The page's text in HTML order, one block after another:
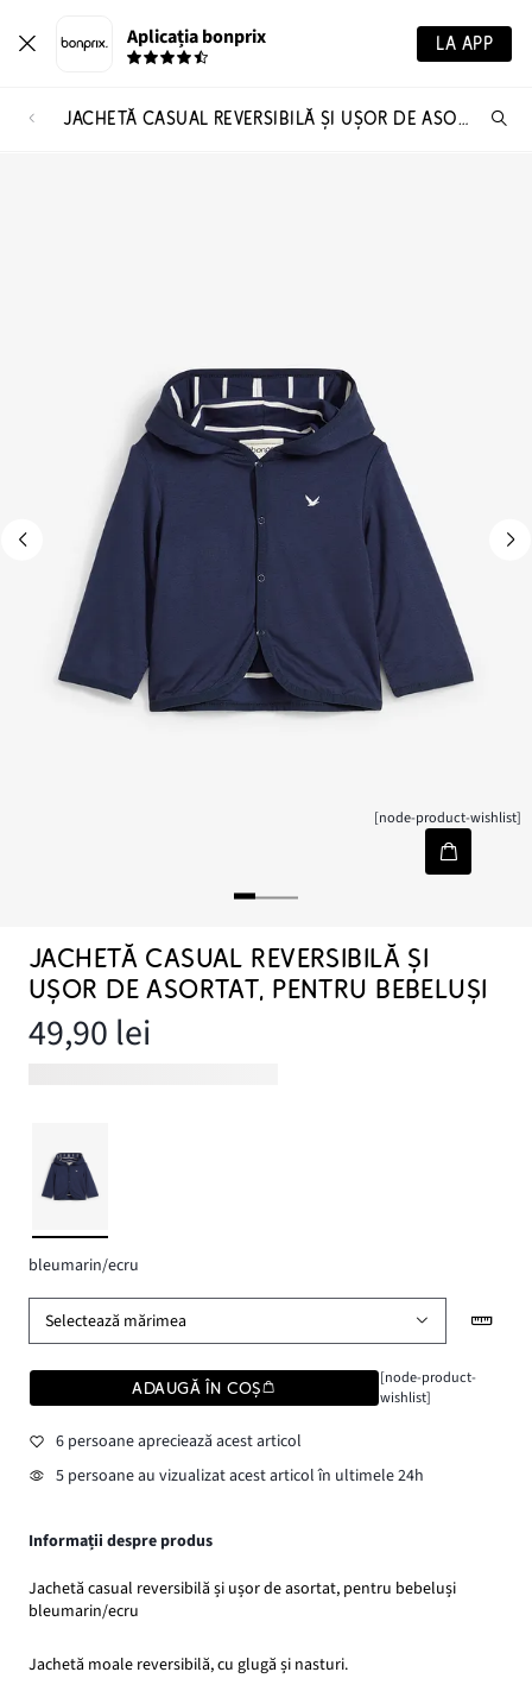
Aplicația bonprix LA APP
JACHETĂ CASUAL REVERSIBILĂ ȘI UȘOR DE ASORTAT, PENTRU BEBELUȘI
[node-product-wishlist]
JACHETĂ CASUAL REVERSIBILĂ ȘI
UȘOR DE ASORTAT, PENTRU BEBELUȘI
49,90 lei
bleumarin/ecru
Selectează mărimea
ADAUGĂ ÎN COȘ
[node-product-
wishlist]
6 persoane apreciează acest articol
5 persoane au vizualizat acest articol în ultimele 24h
Informații despre produs
Jachetă casual reversibilă și ușor de asortat, pentru bebeluși
bleumarin/ecru
Jachetă moale reversibilă, cu glugă și nasturi.